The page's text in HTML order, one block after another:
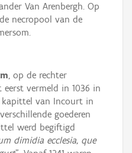
Van Arenbergh. Op
necropool van de
, op de rechter
vermeld in 1036 in
van Incourt in
goederen
werd begiftigd
dimidia ecclesia, que